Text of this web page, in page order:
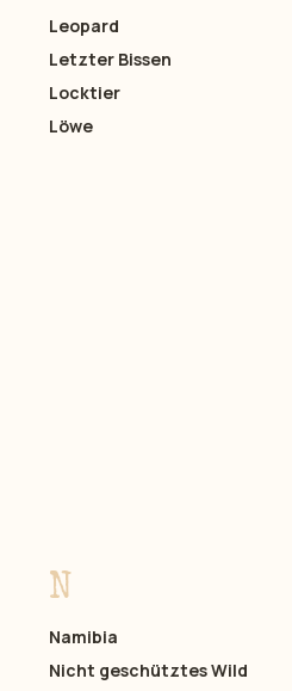
Leopard
Letzter Bissen
Locktier
Löwe
N
Namibia
Nicht geschütztes Wild